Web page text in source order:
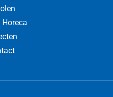
Horeca